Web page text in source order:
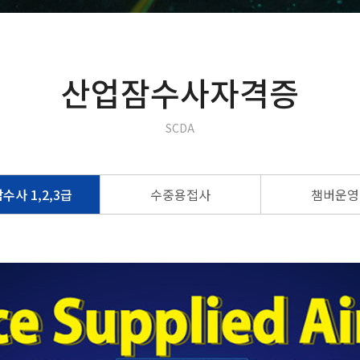
산업잠수사자격증
SCDA
사 1,2,3급 수중용접사 챔버운